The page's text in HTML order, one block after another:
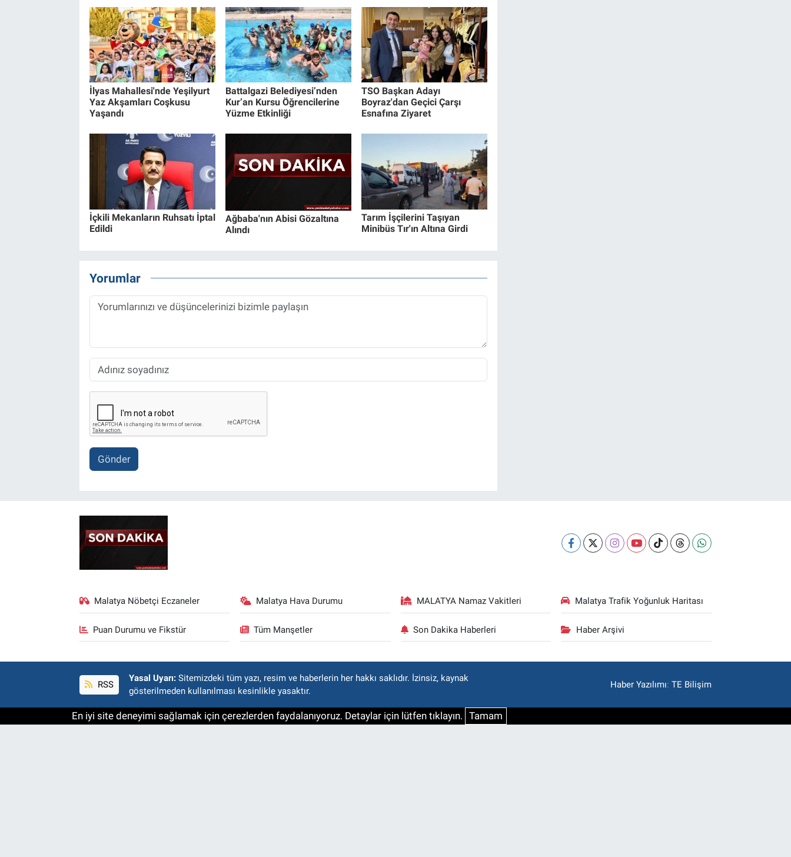
İlyas Mahallesi'nde Yeşilyurt
Yaz Akşamları Coşkusu
Yaşandı
Battalgazi Belediyesi’nden
Kur’an Kursu Öğrencilerine
Yüzme Etkinliği
TSO Başkan Adayı
Boyraz'dan Geçici Çarşı
Esnafına Ziyaret
İçkili Mekanların Ruhsatı İptal
Edildi
Ağbaba'nın Abisi Gözaltına
Alındı
Tarım İşçilerini Taşıyan
Minibüs Tır'ın Altına Girdi
Yorumlar
Gönder
Malatya Nöbetçi Eczaneler Malatya Hava Durumu MALATYA Namaz Vakitleri Malatya Trafik Yoğunluk Haritası
Puan Durumu ve Fikstür Tüm Manşetler Son Dakika Haberleri Haber Arşivi
RSS
Yasal Uyarı: Sitemizdeki tüm yazı, resim ve haberlerin her hakkı saklıdır. İzinsiz, kaynak
gösterilmeden kullanılması kesinlikle yasaktır.
Haber Yazılımı:TE Bilişim
En iyi site deneyimi sağlamak için çerezlerden faydalanıyoruz. Detaylar için lütfen tıklayın. Tamam